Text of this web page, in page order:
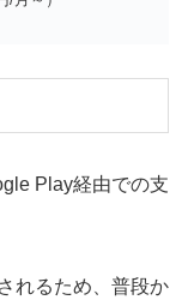
Play経由での支
れるため、普段か